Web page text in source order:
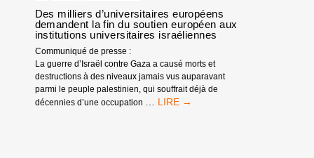
CONTRE
LES
UNIVERSITAIRES
Des milliers d’universitaires européens
demandent la fin du soutien européen aux
institutions universitaires israéliennes
Communiqué de presse :
La guerre d’Israël contre Gaza a causé morts et
destructions à des niveaux jamais vus auparavant
parmi le peuple palestinien, qui souffrait déjà de
décennies d’une occupation
DES